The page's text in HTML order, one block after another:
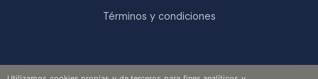
Términos y condiciones